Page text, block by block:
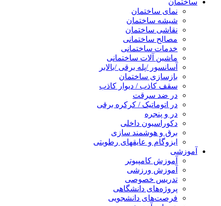
ساختمان
نمای ساختمان
شیشه ساختمان
نقاشی ساختمان
مصالح ساختمانی
خدمات ساختمانی
ماشین آلات ساختمانی
آسانسور /پله برقی /بالابر
بازسازی ساختمان
سقف کاذب / دیوار کاذب
در ضد سرقت
در اتوماتیک / کرکره برقی
در و پنجره
دکوراسیون داخلی
برق و هوشمند سازی
ایزوگام و عایقهای رطوبتی
آموزشی
آموزش کامپیوتر
آموزش ورزشی
تدریس خصوصی
پروژه‌های دانشگاهی
فرصت‌های دانشجویی